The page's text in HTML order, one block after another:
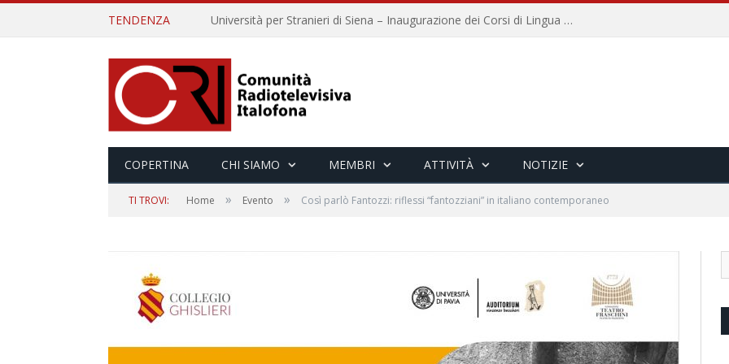
TENDENZA Università per Stranieri di Siena – Inaugurazione dei Corsi di Lingua e Cultura Italiana, 109a annata
COPERTINA CHI SIAMO MEMBRI ATTIVITÀ NOTIZIE
TI TROVI: Home » Evento » Così parlò Fantozzi: riflessi “fantozziani” in italiano contemporaneo